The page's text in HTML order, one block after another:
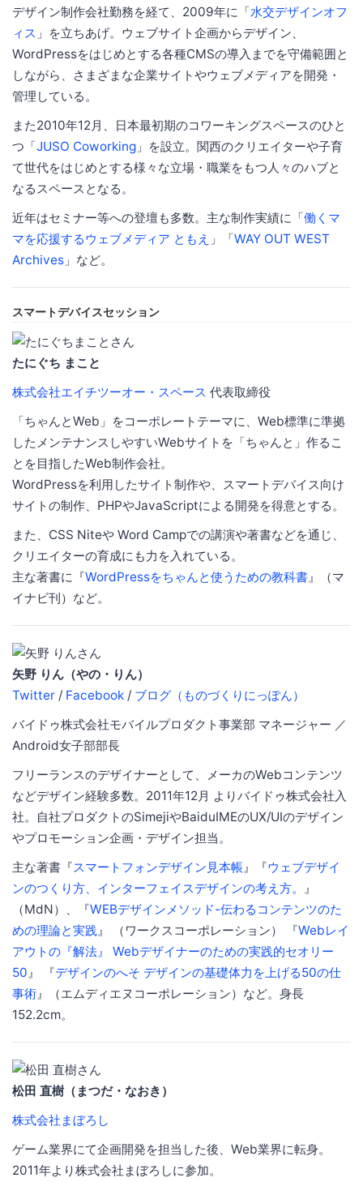
デザイン制作会社勤務を経て、2009年に「水交デザインオフ
ィス 」を立ちあげ。ウェブサイト企画からデザイン、
WordPressをはじめとする各種CMSの導入までを守備範囲と
しながら、さまざまな企業サイトやウェブメディアを開発・
管理している。
また2010年12月、日本最初期のコワーキングスペースのひと
つ「JUSO Coworking 」を設立。関西のクリエイターや子育
て世代をはじめとする様々な立場・職業をもつ人々のハブと
なるスペースとなる。
近年はセミナー等への登壇も多数。主な制作実績に「働くマ
マを応援するウェブメディア ともえ 」「WAY OUT WEST
Archives 」など。
スマートデバイスセッション
たにぐち まこと
株式会社エイチツーオー・スペース 代表取締役
「ちゃんとWeb」をコーポレートテーマに、Web標準に準拠
したメンテナンスしやすいWebサイトを「ちゃんと」作るこ
とを目指したWeb制作会社。
WordPressを利用したサイト制作や、スマートデバイス向け
サイトの制作、PHPやJavaScriptによる開発を得意とする。
また、CSS Niteや Word Campでの講演や著書などを通じ、
クリエイターの育成にも力を入れている。
主な著書に『WordPressをちゃんと使うための教科書』（マ
イナビ刊）など。
矢野 りん（やの・りん）
Twitter / Facebook / ブログ（ものづくりにっぽん）
バイドゥ株式会社モバイルプロダクト事業部 マネージャー ／
Android女子部部長
フリーランスのデザイナーとして、メーカのWebコンテンツ
などデザイン経験多数。2011年12月 よりバイドゥ株式会社入
社。自社プロダクトのSimejiやBaiduIMEのUX/UIのデザイン
やプロモーション企画・デザイン担当。
主な著書『スマートフォンデザイン見本帳』『ウェブデザイ
ンのつくり方、インターフェイスデザインの考え方。
』
（MdN）、『WEBデザインメソッド-伝わるコンテンツのた
めの理論と実践』 （ワークスコーポレーション） 『Webレイ
アウトの『解法』 Webデザイナーのための実践的セオリー
50』 『デザインのへそ デザインの基礎体力を上げる50の仕
事術』（エムディエヌコーポレーション）など。身長
152.2cm。
松田 直樹（まつだ・なおき）
株式会社まぼろし
ゲーム業界にて企画開発を担当した後、Web業界に転身。
2011年より株式会社まぼろしに参加。